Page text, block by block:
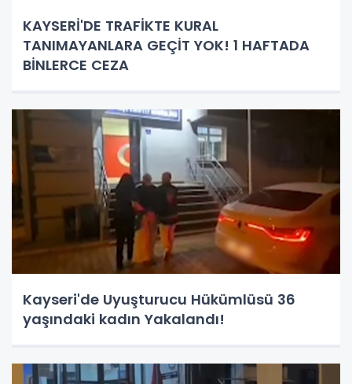
KAYSERİ'DE TRAFİKTE KURAL
TANIMAYANLARA GEÇİT YOK! 1 HAFTADA
BİNLERCE CEZA
Kayseri'de Uyuşturucu Hükümlüsü 36
yaşındaki kadın Yakalandı!